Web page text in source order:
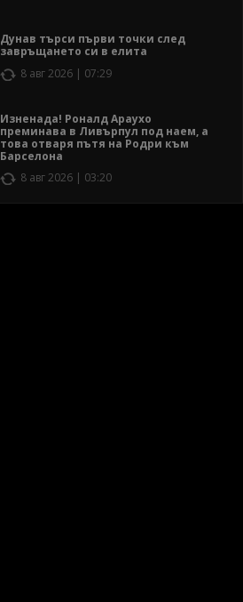
Дунав търси първи точки след
завръщането си в елита
8 авг 2026 | 07:29
Изненада! Роналд Араухо
преминава в Ливърпул под наем, а
това отваря пътя на Родри към
Барселона
8 авг 2026 | 03:20